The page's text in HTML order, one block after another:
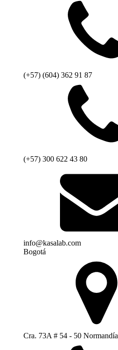
(+57) (604) 362 91 87
(+57) 300 622 43 80
info@kasalab.com
Bogotá
Cra. 73A # 54 - 50 Normandía